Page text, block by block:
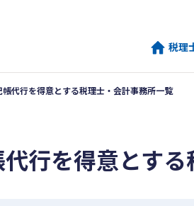
税理
帳代行を得意とする税理士・会計事務所一覧
行を得意とす